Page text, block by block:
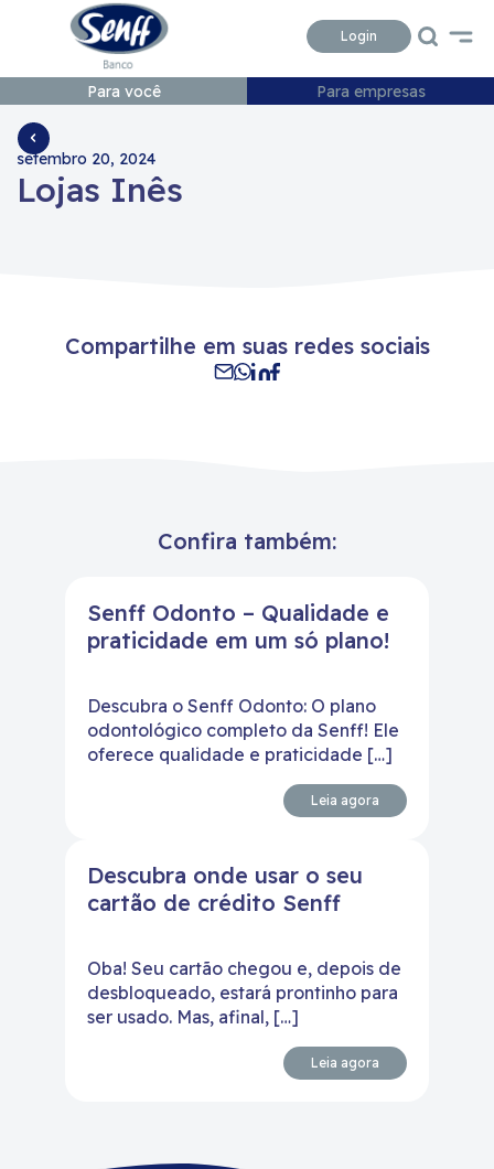
Login
Para você Para empresas
setembro 20, 2024
Lojas Inês
Compartilhe em suas redes sociais
Confira também:
Senff Odonto – Qualidade e
praticidade em um só plano!
Descubra o Senff Odonto: O plano
odontológico completo da Senff! Ele
oferece qualidade e praticidade […]
Leia agora
Descubra onde usar o seu
cartão de crédito Senff
Oba! Seu cartão chegou e, depois de
desbloqueado, estará prontinho para
ser usado. Mas, afinal, […]
Leia agora